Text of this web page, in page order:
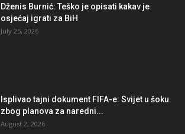
Dženis Burnić: Teško je opisati kakav je
osjećaj igrati za BiH
July 25, 2026
Isplivao tajni dokument FIFA-e: Svijet u šoku
zbog planova za naredni...
August 2, 2026